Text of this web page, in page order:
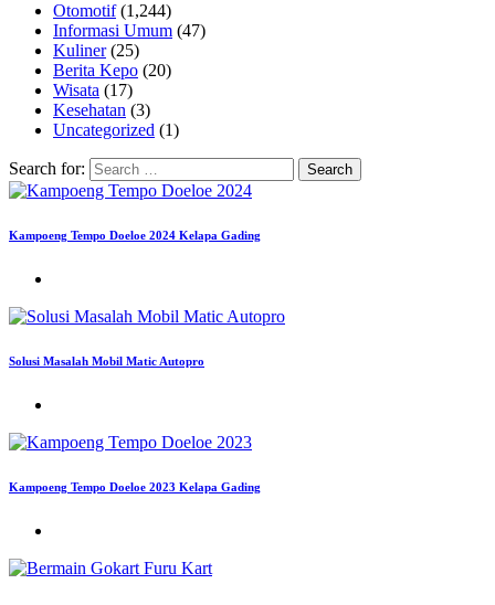
Otomotif(1,244)
Informasi Umum (47)
Kuliner(25)
Berita Kepo (20)
Wisata (17)
Kesehatan (3)
Uncategorized (1)
Search for:
Kampoeng Tempo Doeloe 2024 Kelapa Gading
Solusi Masalah Mobil Matic Autopro
Kampoeng Tempo Doeloe 2023 Kelapa Gading